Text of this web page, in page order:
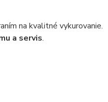
na kvalitné vykurovanie.
a servis.